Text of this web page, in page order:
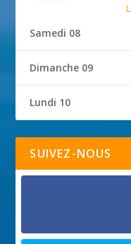
Samedi 08
Dimanche 09
Lundi 10
SUIVEZ-NOUS